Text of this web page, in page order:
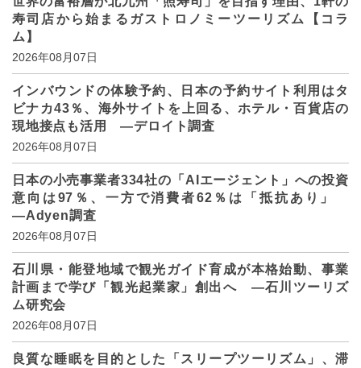
寿司店から始まるガストロノミーツーリズム【コラ
ム】
2026年08月07日
インバウンドの体験予約、日本の予約サイト利用はタ
ビナカ43％、海外サイトを上回る、ホテル・百貨店の
現地接点も活用 ―デロイト調査
2026年08月07日
日本の小売事業者334社の「AIエージェント」への投資
意向は97％、一方で消費者62％は「抵抗あり」
―Adyen調査
2026年08月07日
石川県・能登地域で観光ガイド育成が本格始動、事業
計画まで学び「観光起業家」創出へ ―石川ツーリズ
ム研究会
2026年08月07日
良質な睡眠を目的とした「スリープツーリズム」、滞